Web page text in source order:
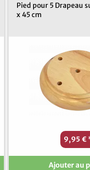
Pied pour 5 Drapeau
x 45 cm
9,95 €
Ajouter au